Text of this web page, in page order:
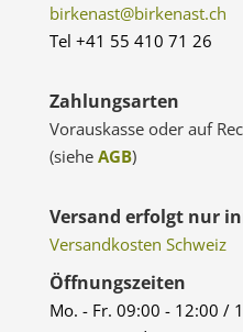
birkenast@birkenast.ch
Tel +41 55 410 71 26
Zahlungsarten
Vorauskasse oder auf
(siehe AGB)
Versand erfolgt nur
Versandkosten Schweiz
Öffnungszeiten
Mo. - Fr. 09:00 - 12:00 /